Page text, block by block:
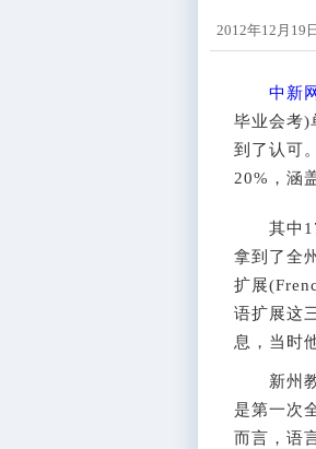
2012年12月19
中新网
毕业会考)
到了认可
20%，涵
其中17
拿到了全
扩展
语扩展这
息，当时
新州教
是第一次
而言，语